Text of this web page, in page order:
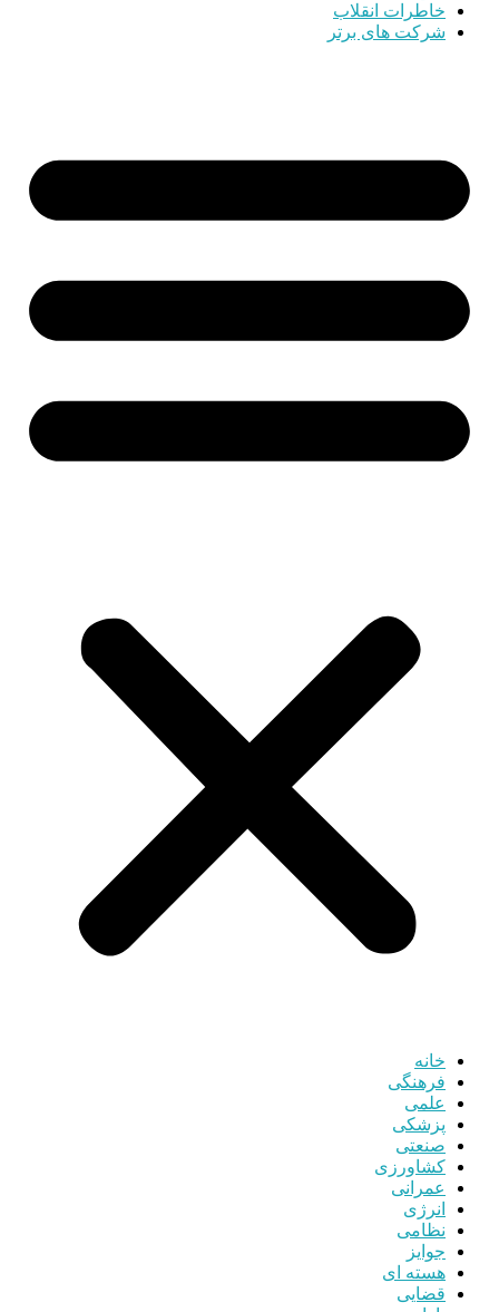
خاطرات انقلاب
شرکت های برتر
خانه
فرهنگی
علمی
پزشکی
صنعتی
کشاورزی
عمرانی
انرژی
نظامی
جوایز
هسته ای
قضایی